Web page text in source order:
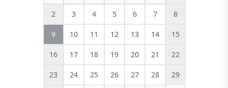
2 3 4 5 6 7 8
9 10 11 12 13 14 15
16 17 18 19 20 21 22
23 24 25 26 27 28 29